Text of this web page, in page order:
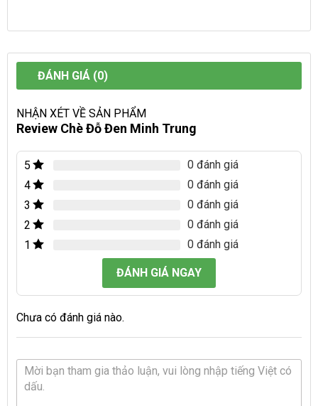
ĐÁNH GIÁ (0)
NHẬN XÉT VỀ SẢN PHẨM
Review Chè Đỗ Đen Minh Trung
5
0 đánh giá
4
0 đánh giá
3
0 đánh giá
2
0 đánh giá
1
0 đánh giá
ĐÁNH GIÁ NGAY
Chưa có đánh giá nào.